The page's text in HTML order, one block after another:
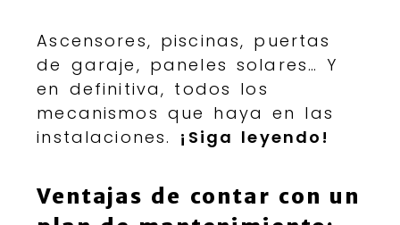
Ascensores, piscinas, puertas
de garaje, paneles solares… Y
en definitiva, todos los
mecanismos que haya en las
instalaciones. ¡Siga leyendo!
Ventajas de contar con un